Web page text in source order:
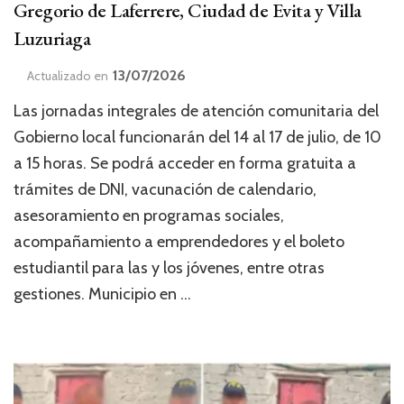
Gregorio de Laferrere, Ciudad de Evita y Villa
Luzuriaga
Actualizado en 13/07/2026
Las jornadas integrales de atención comunitaria del
Gobierno local funcionarán del 14 al 17 de julio, de 10
a 15 horas. Se podrá acceder en forma gratuita a
trámites de DNI, vacunación de calendario,
asesoramiento en programas sociales,
acompañamiento a emprendedores y el boleto
estudiantil para las y los jóvenes, entre otras
gestiones. Municipio en …